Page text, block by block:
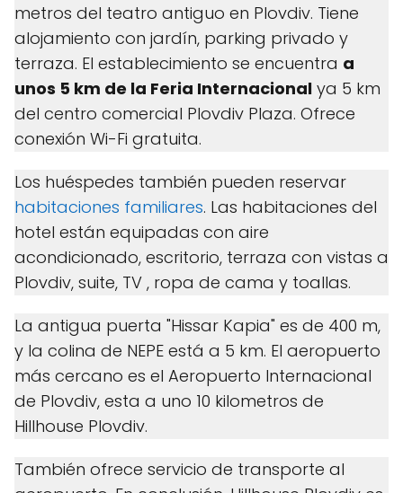
metros del teatro antiguo en Plovdiv. Tiene
alojamiento con jardín, parking privado y
terraza. El establecimiento se encuentra a
unos 5 km de la Feria Internacional ya 5 km
del centro comercial Plovdiv Plaza. Ofrece
conexión Wi-Fi gratuita.
Los huéspedes también pueden reservar
habitaciones familiares. Las habitaciones del
hotel están equipadas con aire
acondicionado, escritorio, terraza con vistas a
Plovdiv, suite, TV , ropa de cama y toallas.
La antigua puerta "Hissar Kapia" es de 400 m,
y la colina de NEPE está a 5 km. El aeropuerto
más cercano es el Aeropuerto Internacional
de Plovdiv, esta a uno 10 kilometros de
Hillhouse Plovdiv.
También ofrece servicio de transporte al